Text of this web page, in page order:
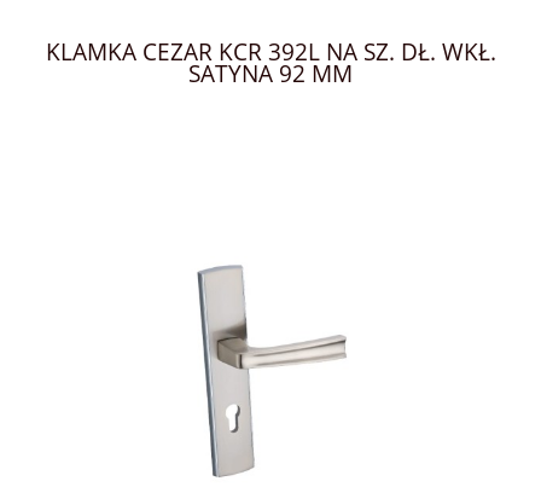
KLAMKA CEZAR KCR 392L NA SZ. DŁ. WKŁ.
SATYNA 92 MM